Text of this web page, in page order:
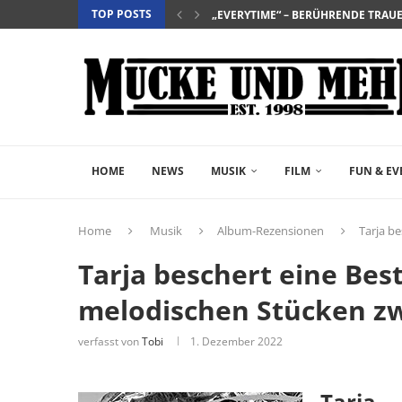
TOP POSTS
„EVERYTIME“ – BERÜHRENDE
„NIGHTBORN“ – WENN
„INSIDIOUS: OUT OF THE
„THE FAST AND THE FURIOUS“ –
„SALZ UND WASSER – MIT DER
„PALÄSTINA 36“ – DAS HISTORIEN-
„GELIEBTER SPINNER“ – JOHN
HOME NEWS MUSIK FILM FUN &
Home Musik Album-Rezensionen Tarja
Tarja beschert eine
melodischen Stücken
verfasst vonTobi 1. Dezember 2022